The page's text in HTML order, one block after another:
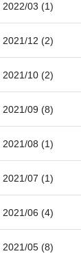
2022/03 (1)
2021/12 (2)
2021/10 (2)
2021/09 (8)
2021/08 (1)
2021/07 (1)
2021/06 (4)
2021/05 (8)